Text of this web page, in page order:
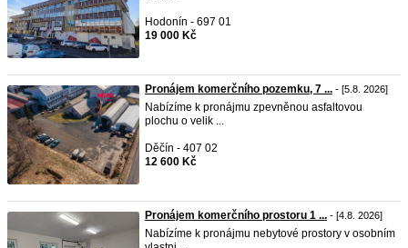
Hodonín - 697 01
19 000 Kč
Pronájem komerčního pozemku, 7 ... - [5.8. 2026]
Nabízíme k pronájmu zpevněnou asfaltovou
plochu o velik ...
Děčín - 407 02
12 600 Kč
Pronájem komerčního prostoru 1 ... - [4.8. 2026]
Nabízíme k pronájmu nebytové prostory v osobním